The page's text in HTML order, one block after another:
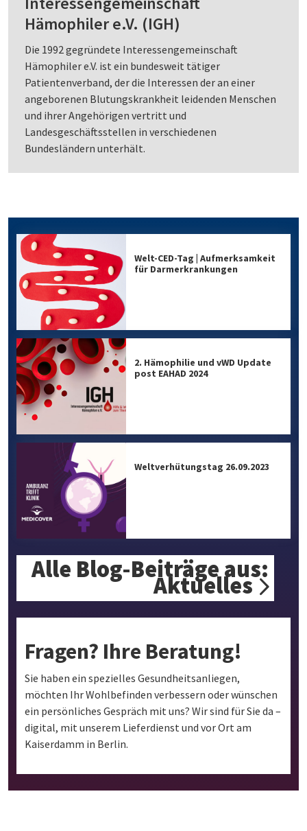
Hämophiler e.V. (IGH)
Die 1992 gegründete Interessengemeinschaft
Hämophiler e.V. ist ein bundesweit tätiger
Patientenverband, der die Interessen der an einer
angeborenen Blutungskrankheit leidenden Menschen
und ihrer Angehörigen vertritt und
Landesgeschäftsstellen in verschiedenen
Bundesländern unterhält.
Welt-CED-Tag | Aufmerksamkeit
für Darmerkrankungen
2. Hämophilie und vWD Update
post EAHAD 2024
Weltverhütungstag 26.09.2023
Alle Blog-Beiträge aus:
Aktuelles
Fragen? Ihre Beratung!
Sie haben ein spezielles Gesundheitsanliegen,
möchten Ihr Wohlbefinden verbessern oder wünschen
ein persönliches Gespräch mit uns? Wir sind für Sie da –
digital, mit unserem Lieferdienst und vor Ort am
Kaiserdamm in Berlin.